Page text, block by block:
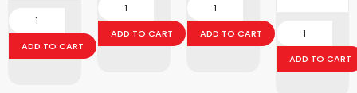
ADD TO CART
ADD TO CART ADD TO CART
ADD TO CART